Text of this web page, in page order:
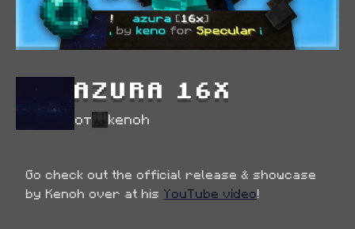
AZURA 16X
от kenoh
Go check out the official release & showcase
by Kenoh over at his YouTube video!